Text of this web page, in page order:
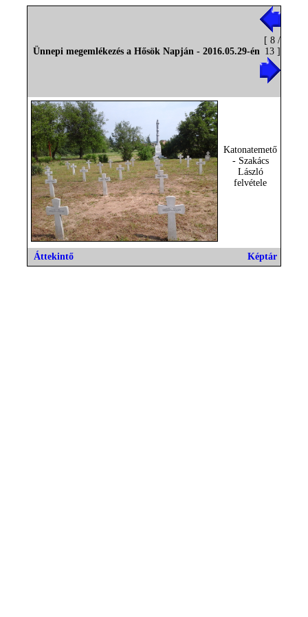
Ünnepi megemlékezés a Hősök Napján - 2016.05.29-én
[ 8 /
13 ]
Katonatemető
- Szakács
László
felvétele
Áttekintő Képtár